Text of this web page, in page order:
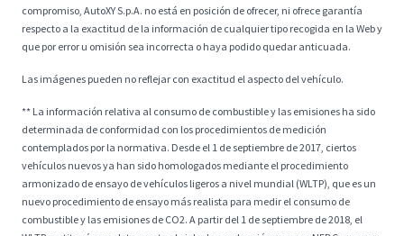
compromiso, AutoXY S.p.A. no está en posición de ofrecer, ni ofrece garantía
respecto a la exactitud de la información de cualquier tipo recogida en la Web y
que por error u omisión sea incorrecta o haya podido quedar anticuada.
Las imágenes pueden no reflejar con exactitud el aspecto del vehículo.
** La información relativa al consumo de combustible y las emisiones ha sido
determinada de conformidad con los procedimientos de medición
contemplados por la normativa. Desde el 1 de septiembre de 2017, ciertos
vehículos nuevos ya han sido homologados mediante el procedimiento
armonizado de ensayo de vehículos ligeros a nivel mundial (WLTP), que es un
nuevo procedimiento de ensayo más realista para medir el consumo de
combustible y las emisiones de CO2. A partir del 1 de septiembre de 2018, el